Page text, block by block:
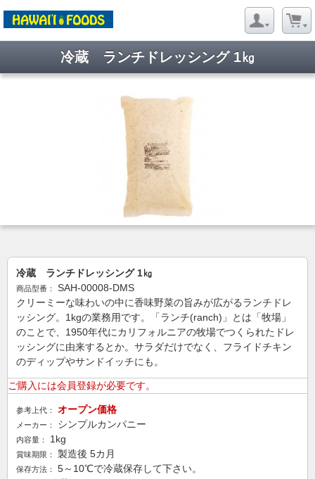
冷蔵 ランチドレッシング 1㎏
冷蔵 ランチドレッシング 1㎏
商品型番：
SAH-00008-DMS
クリーミーな味わいの中に香味野菜の旨みが広がるランチドレ
ッシング。1kgの業務用です。「ランチ(ranch)」とは「牧場」
のことで、1950年代にカリフォルニアの牧場でつくられたドレ
ッシングに由来するとか。サラダだけでなく、フライドチキン
のディップやサンドイッチにも。
ご購入には会員登録が必要です。
参考上代： オープン価格
メーカー： シンプルカンパニー
内容量： 1kg
賞味期限： 製造後 5カ月
保存方法： 5～10℃で冷蔵保存して下さい。